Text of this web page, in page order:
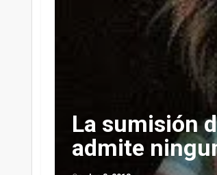
La sumisión
admite